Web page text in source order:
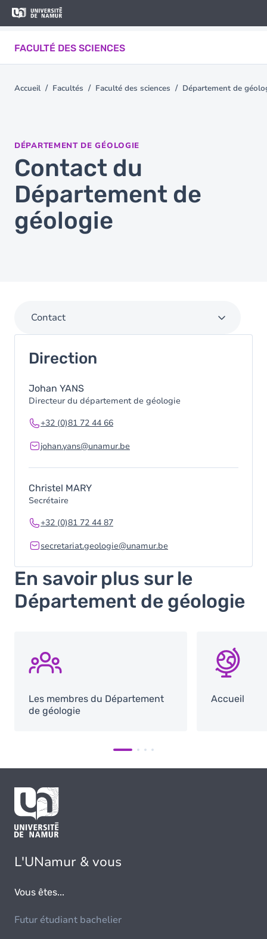
Aller au contenu principal
FACULTÉ DES SCIENCES
Aller
principal
DÉPARTEMENT DE GÉOLOGIE
Contact du
Département de
géologie
You
Accueil Facultés Faculté des sciences Département de
Contact
Direction
Johan YANS
Directeur du département de géologie
+32 (0)81 72 44 66
johan.yans@unamur.be
Christel MARY
Secrétaire
+32 (0)81 72 44 87
secretariat.geologie@unamur.be
En savoir plus sur le
Département de géologie
SVG
Les membres du Département
de géologie
SVG
Accueil
L'UNamur & vous
Vous êtes...
Futur étudiant bachelier